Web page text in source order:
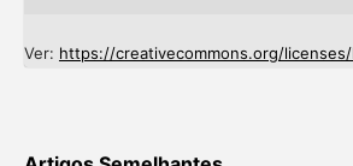
Ver: https://creativecommons.org/